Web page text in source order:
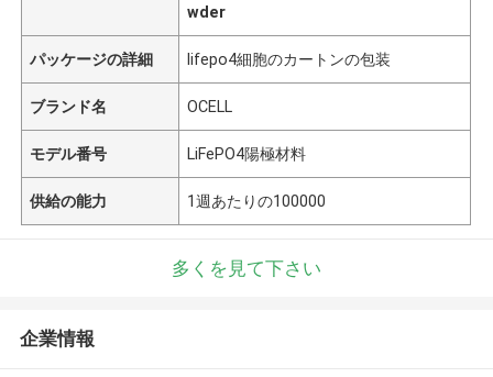
wder
パッケージの詳細 lifepo4細胞のカートンの包装
ブランド名 OCELL
モデル番号 LiFePO4陽極材料
供給の能力 1週あたりの100000
多くを見て下さい
企業情報